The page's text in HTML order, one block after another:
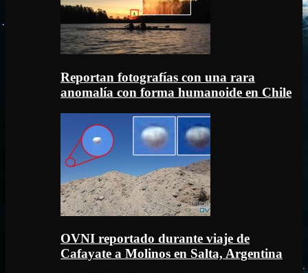
Reportan fotografías con una rara
anomalía con forma humanoide en Chile
OVNI reportado durante viaje de
Cafayate a Molinos en Salta, Argentina